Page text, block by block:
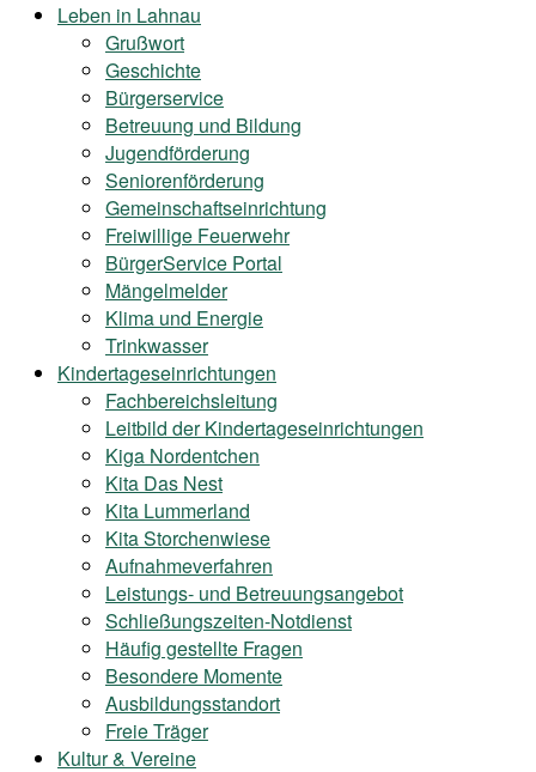
Leben in Lahnau
Grußwort
Geschichte
Bürgerservice
Betreuung und Bildung
Jugendförderung
Seniorenförderung
Gemeinschaftseinrichtung
Freiwillige Feuerwehr
BürgerService Portal
Mängelmelder
Klima und Energie
Trinkwasser
Kindertageseinrichtungen
Fachbereichsleitung
Leitbild der Kindertageseinrichtungen
Kiga Nordentchen
Kita Das Nest
Kita Lummerland
Kita Storchenwiese
Aufnahmeverfahren
Leistungs- und Betreuungsangebot
Schließungszeiten-Notdienst
Häufig gestellte Fragen
Besondere Momente
Ausbildungsstandort
Freie Träger
Kultur & Vereine